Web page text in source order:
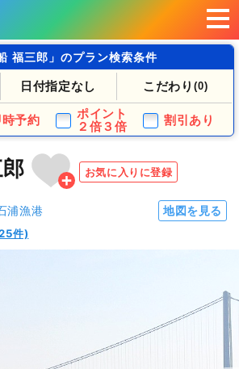
福三郎」のプラン検索条件
日付指定なし こだわり (0)
時予約
ポイント
２倍３倍
割引あり
お気に入りに登録
浦漁港 地図を見る
件)